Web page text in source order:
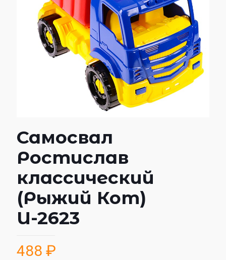
Самосвал
Ростислав
классический
(Рыжий Кот)
И-2623
488 ₽